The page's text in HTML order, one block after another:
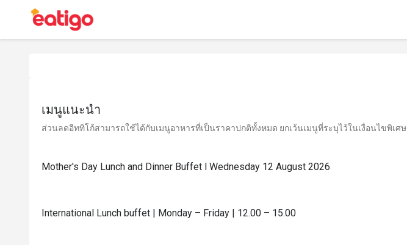
เมนูแนะนำ
ส่วนลดอีททิโก้สามารถใช้ได้กับเมนูอาหารที่เป็นราคาปกติทั้งหมด ยกเว้นเมนูที่ระบุไว้ในเงื่อนไขพิเศษ
Mother's Day Lunch and Dinner Buffet l Wednesday 12 August 2026
International Lunch buffet | Monday – Friday | 12.00 – 15.00